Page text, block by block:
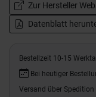
Zur Hersteller
Datenblatt
Bestellzeit 10-15
Bei heutiger
Versand über Spedition